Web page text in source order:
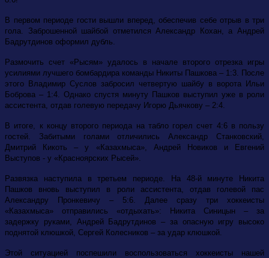
В первом периоде гости вышли вперед, обеспечив себе отрыв в три
гола. Заброшенной шайбой отметился Александр Кохан, а Андрей
Бадрутдинов оформил дубль.
Размочить счет «Рысям» удалось в начале второго отрезка игры
усилиями лучшего бомбардира команды Никиты Пашкова – 1:3. После
этого Владимир Суслов забросил четвертую шайбу в ворота Ильи
Боброва – 1:4. Однако спустя минуту Пашков выступил уже в роли
ассистента, отдав голевую передачу Игорю Дьячкову – 2:4.
В итоге, к концу второго периода на табло горел счет 4:6 в пользу
гостей. Забитыми голами отличились Александр Станковский,
Дмитрий Кикоть –у «Казахмыса», Андрей Новиков и Евгений
Выступов - у «Красноярских Рысей».
Развязка наступила в третьем периоде. На 48-й минуте Никита
Пашков вновь выступил в роли ассистента, отдав голевой пас
Александру Пронкевичу – 5:6. Далее сразу три хоккеисты
«Казахмыса» отправились «отдыхать»: Никита Синицын – за
задержку руками, Андрей Бадрутдинов – за опасную игру высоко
поднятой клюшкой, Сергей Колесников – за удар клюшкой.
Этой ситуацией поспешили воспользоваться хоккеисты нашей